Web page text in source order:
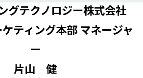
グテクノロジー株式会社
ティング本部 マネージャ
ー
片山 健